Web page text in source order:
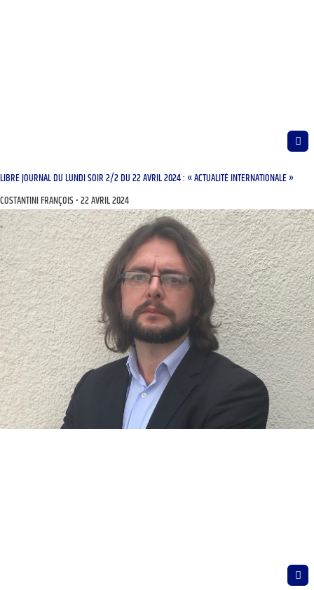
LIBRE JOURNAL DU LUNDI SOIR 2/2 DU 22 AVRIL 2024 : « ACTUALITÉ INTERNATIONALE »
COSTANTINI FRANÇOIS 22 AVRIL 2024